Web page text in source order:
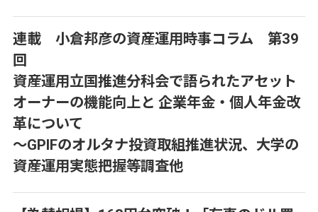
連載 小倉邦彦の資産運用時事コラム 第39
回
資産運用立国推進分科会で語られたアセット
オーナーの機能向上と 企業年金・個人年金改
革について
～GPIFのオルタナ投資取組推進状況、大学の
資産運用実態把握等調査他